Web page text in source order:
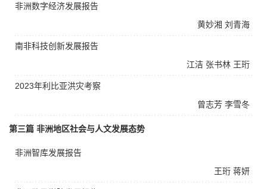
黄妙湘 刘青海
非洲数字经济发展报告
江洁 张书林 王珩
南非科技创新发展报告
曾志芳 李雪冬
2023年利比亚洪灾考察
第三篇 非洲地区社会与人文发展态势
王珩 蒋妍
非洲智库发展报告